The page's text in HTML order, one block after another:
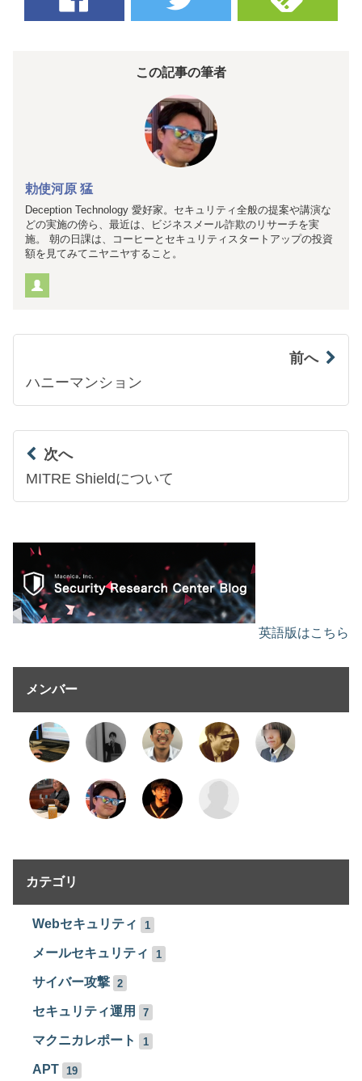
この記事の筆者
勅使河原 猛
Deception Technology 愛好家。セキュリティ全般の提案や講演な
どの実施の傍ら、最近は、ビジネスメール詐欺のリサーチを実
施。 朝の日課は、コーヒーとセキュリティスタートアップの投資
額を見てみてニヤニヤすること。
前へ
ハニーマンション
次へ
MITRE Shieldについて
英語版はこちら
メンバー
カテゴリ
Webセキュリティ 1
メールセキュリティ 1
サイバー攻撃 2
セキュリティ運用 7
マクニカレポート 1
APT 19